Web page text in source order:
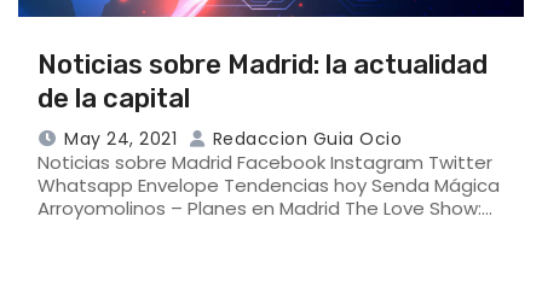
Noticias sobre Madrid: la actualidad
de la capital
May 24, 2021 Redaccion Guia Ocio
Noticias sobre Madrid Facebook Instagram Twitter
Whatsapp Envelope Tendencias hoy Senda Mágica
Arroyomolinos – Planes en Madrid The Love Show:…